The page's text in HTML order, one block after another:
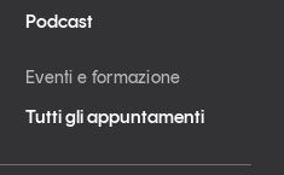
Podcast
Eventi e formazione
Tutti gli appuntamenti